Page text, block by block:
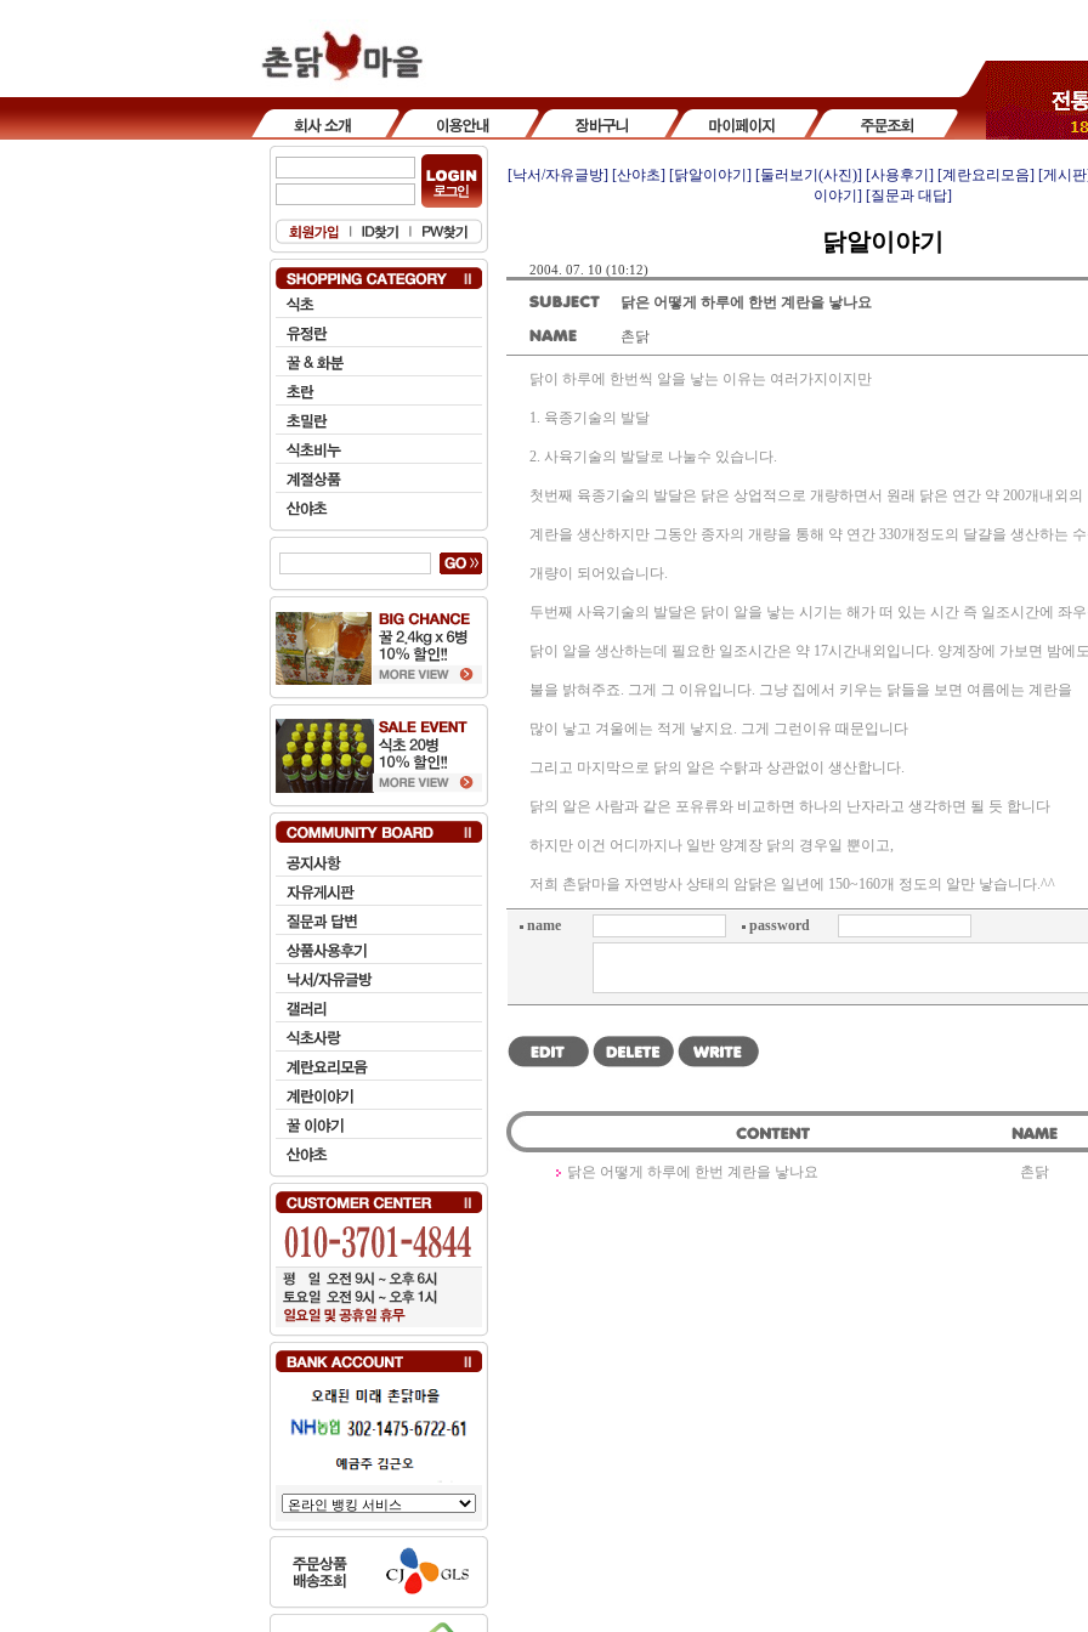
[낙서/자유글방] [산야초] [닭알이야기] [둘러보기(사진)] [사용후기] [계란요리모음] [게시
이야기] [질문과 대답]
닭알이야기
2004. 07. 10 (10:12)
닭은 어떻게 하루에 한번 계란을 낳나요
촌닭
닭이 하루에 한번씩 알을 낳는 이유는 여러가지이지만
1. 육종기술의 발달
2. 사육기술의 발달로 나눌수 있습니다.
첫번째 육종기술의 발달은 닭은 상업적으로 개량하면서 원래 닭은 연간 약 200개내외의
계란을 생산하지만 그동안 종자의 개량을 통해 약 연간 330개정도의 달걀을 생산하는 수
개량이 되어있습니다.
두번째 사육기술의 발달은 닭이 알을 낳는 시기는 해가 떠 있는 시간 즉 일조시간에 좌
닭이 알을 생산하는데 필요한 일조시간은 약 17시간내외입니다. 양계장에 가보면 밤에도
불을 밝혀주죠. 그게 그 이유입니다. 그냥 집에서 키우는 닭들을 보면 여름에는 계란을
많이 낳고 겨울에는 적게 낳지요. 그게 그런이유 때문입니다
그리고 마지막으로 닭의 알은 수탉과 상관없이 생산합니다.
닭의 알은 사람과 같은 포유류와 비교하면 하나의 난자라고 생각하면 될 듯 합니다
하지만 이건 어디까지나 일반 양계장 닭의 경우일 뿐이고,
저희 촌닭마을 자연방사 상태의 암닭은 일년에 150~160개 정도의 알만 낳습니다.^^
name password
닭은 어떻게 하루에 한번 계란을 낳나요 촌닭